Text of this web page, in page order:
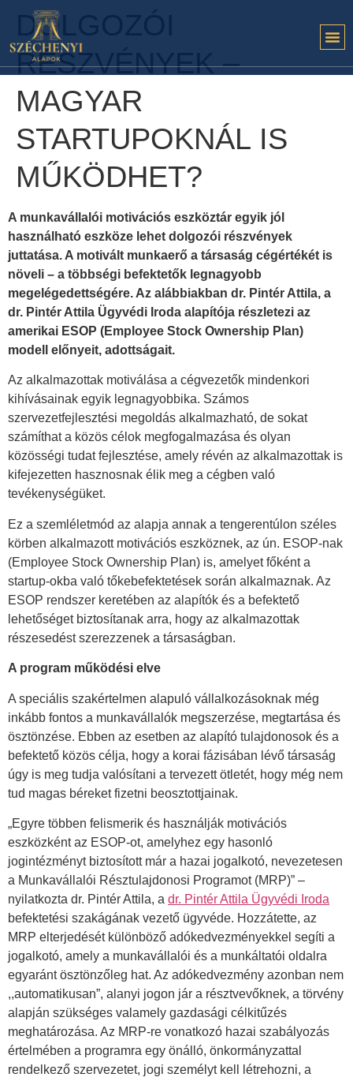
DOLGOZÓI
RÉSZVÉNYEK –
MAGYAR
STARTUPOKNÁL IS
MŰKÖDHET?
A munkavállalói motivációs eszköztár egyik jól
használható eszköze lehet dolgozói részvények
juttatása. A motivált munkaerő a társaság cégértékét is
növeli – a többségi befektetők legnagyobb
megelégedettségére. Az alábbiakban dr. Pintér Attila, a
dr. Pintér Attila Ügyvédi Iroda alapítója részletezi az
amerikai ESOP (Employee Stock Ownership Plan)
modell előnyeit, adottságait.
Az alkalmazottak motiválása a cégvezetők mindenkori
kihívásainak egyik legnagyobbika. Számos
szervezetfejlesztési megoldás alkalmazható, de sokat
számíthat a közös célok megfogalmazása és olyan
közösségi tudat fejlesztése, amely révén az alkalmazottak is
kifejezetten hasznosnak élik meg a cégben való
tevékenységüket.
Ez a szemléletmód az alapja annak a tengerentúlon széles
körben alkalmazott motivációs eszköznek, az ún. ESOP-nak
(Employee Stock Ownership Plan) is, amelyet főként a
startup-okba való tőkebefektetések során alkalmaznak. Az
ESOP rendszer keretében az alapítók és a befektető
lehetőséget biztosítanak arra, hogy az alkalmazottak
részesedést szerezzenek a társaságban.
A program működési elve
A speciális szakértelmen alapuló vállalkozásoknak még
inkább fontos a munkavállalók megszerzése, megtartása és
ösztönzése. Ebben az esetben az alapító tulajdonosok és a
befektető közös célja, hogy a korai fázisában lévő társaság
úgy is meg tudja valósítani a tervezett ötletét, hogy még nem
tud magas béreket fizetni beosztottjainak.
„Egyre többen felismerik és használják motivációs
eszközként az ESOP-ot, amelyhez egy hasonló
jogintézményt biztosított már a hazai jogalkotó, nevezetesen
a Munkavállalói Résztulajdonosi Programot (MRP)” –
nyilatkozta dr. Pintér Attila, a dr. Pintér Attila Ügyvédi Iroda
befektetési szakágának vezető ügyvéde. Hozzátette, az
MRP elterjedését különböző adókedvezményekkel segíti a
jogalkotó, amely a munkavállalói és a munkáltatói oldalra
egyaránt ösztönzőleg hat. Az adókedvezmény azonban nem
,,automatikusan”, alanyi jogon jár a résztvevőknek, a törvény
alapján szükséges valamely gazdasági célkitűzés
meghatározása. Az MRP-re vonatkozó hazai szabályozás
értelmében a programra egy önálló, önkormányzattal
rendelkező szervezetet, jogi személyt kell létrehozni, a